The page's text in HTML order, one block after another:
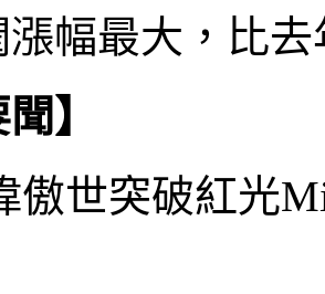
幅最大，比
】
世突破紅光